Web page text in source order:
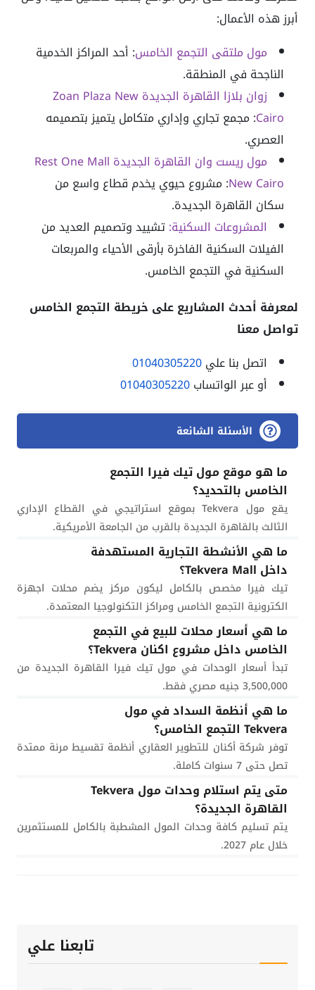
أبرز هذه الأعمال:
مول ملتقى التجمع الخامس: أحد المراكز الخدمية
الناجحة في المنطقة.
زوان بلازا القاهرة الجديدة Zoan Plaza New
Cairo: مجمع تجاري وإداري متكامل يتميز بتصميمه
العصري.
مول ريست وان القاهرة الجديدة Rest One Mall
New Cairo: مشروع حيوي يخدم قطاع واسع من
سكان القاهرة الجديدة.
المشروعات السكنية:تشييد وتصميم العديد من
الفيلات السكنية الفاخرة بأرقى الأحياء والمربعات
السكنية في التجمع الخامس.
لمعرفة أحدث المشاريع على خريطة التجمع الخامس
تواصل معنا
اتصل بنا علي01040305220
أو عبر الواتساب01040305220
الأسئلة الشائعة
ما هو موقع مول تيك فيرا التجمع
الخامس بالتحديد؟
يقع مول Tekvera بموقع استراتيجي في القطاع الإداري
الثالث بالقاهرة الجديدة بالقرب من الجامعة الأمريكية.
ما هي الأنشطة التجارية المستهدفة
داخل Tekvera Mall؟
تيك فيرا مخصص بالكامل ليكون مركز يضم محلات اجهزة
الكترونية التجمع الخامس ومراكز التكنولوجيا المعتمدة.
ما هي أسعار محلات للبيع في التجمع
الخامس داخل مشروع اكنان Tekvera؟
تبدأ أسعار الوحدات في مول تيك فيرا القاهرة الجديدة من
3,500,000 جنيه مصري فقط.
ما هي أنظمة السداد في مول
Tekvera التجمع الخامس؟
توفر شركة أكنان للتطوير العقاري أنظمة تقسيط مرنة ممتدة
تصل حتى 7 سنوات كاملة.
متى يتم استلام وحدات مول Tekvera
القاهرة الجديدة؟
يتم تسليم كافة وحدات المول المشطبة بالكامل للمستثمرين
خلال عام 2027.
تابعنا علي